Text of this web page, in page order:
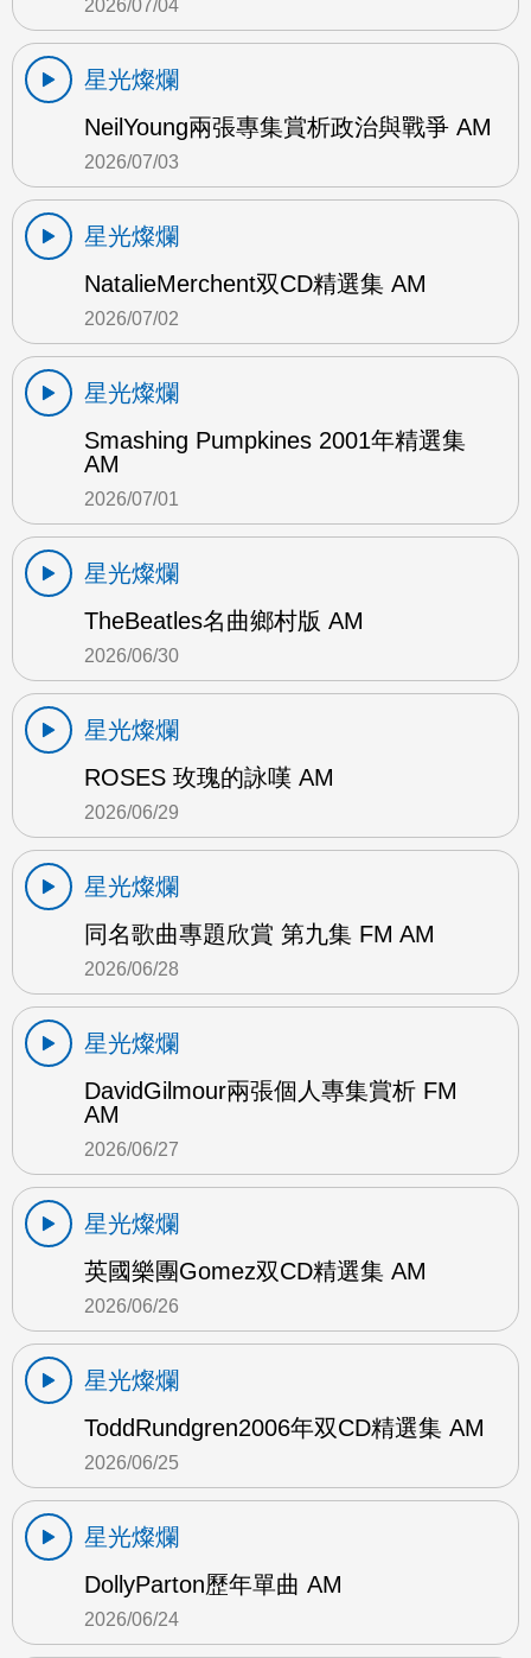
2026/07/04
星光燦爛
NeilYoung兩張專集賞析政治與戰爭 AM
2026/07/03
星光燦爛
NatalieMerchent双CD精選集 AM
2026/07/02
星光燦爛
Smashing Pumpkines 2001年精選集
AM
2026/07/01
星光燦爛
TheBeatles名曲鄉村版 AM
2026/06/30
星光燦爛
ROSES 玫瑰的詠嘆 AM
2026/06/29
星光燦爛
同名歌曲專題欣賞 第九集 FM AM
2026/06/28
星光燦爛
DavidGilmour兩張個人專集賞析 FM
AM
2026/06/27
星光燦爛
英國樂團Gomez双CD精選集 AM
2026/06/26
星光燦爛
ToddRundgren2006年双CD精選集 AM
2026/06/25
星光燦爛
DollyParton歷年單曲 AM
2026/06/24